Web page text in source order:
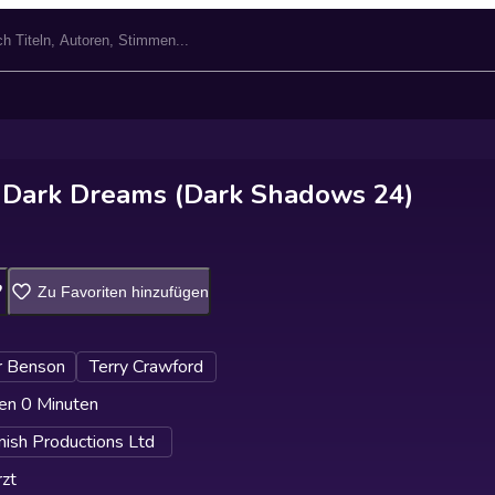
Dreams (Dark Shadows 24)
Zu Favoriten hinzufügen
Terry Crawford
0 Minuten
Productions Ltd